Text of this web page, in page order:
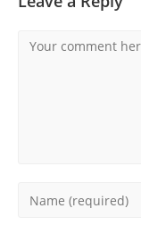
Comment
Enter